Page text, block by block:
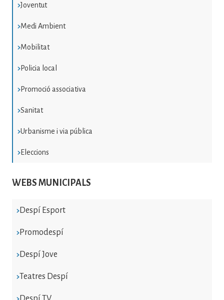
Joventut
Medi Ambient
Mobilitat
Policia local
Promoció associativa
Sanitat
Urbanisme i via pública
Eleccions
WEBS MUNICIPALS
Despí Esport
Promodespí
Despí Jove
Teatres Despí